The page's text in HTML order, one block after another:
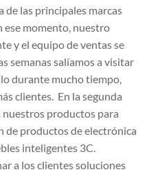
de las principales marcas
ese momento, nuestro
y el equipo de ventas se
semanas salíamos a visitar
durante mucho tiempo,
clientes. En la segunda
productos para
de productos de electrónica
inteligentes 3C.
a los clientes soluciones